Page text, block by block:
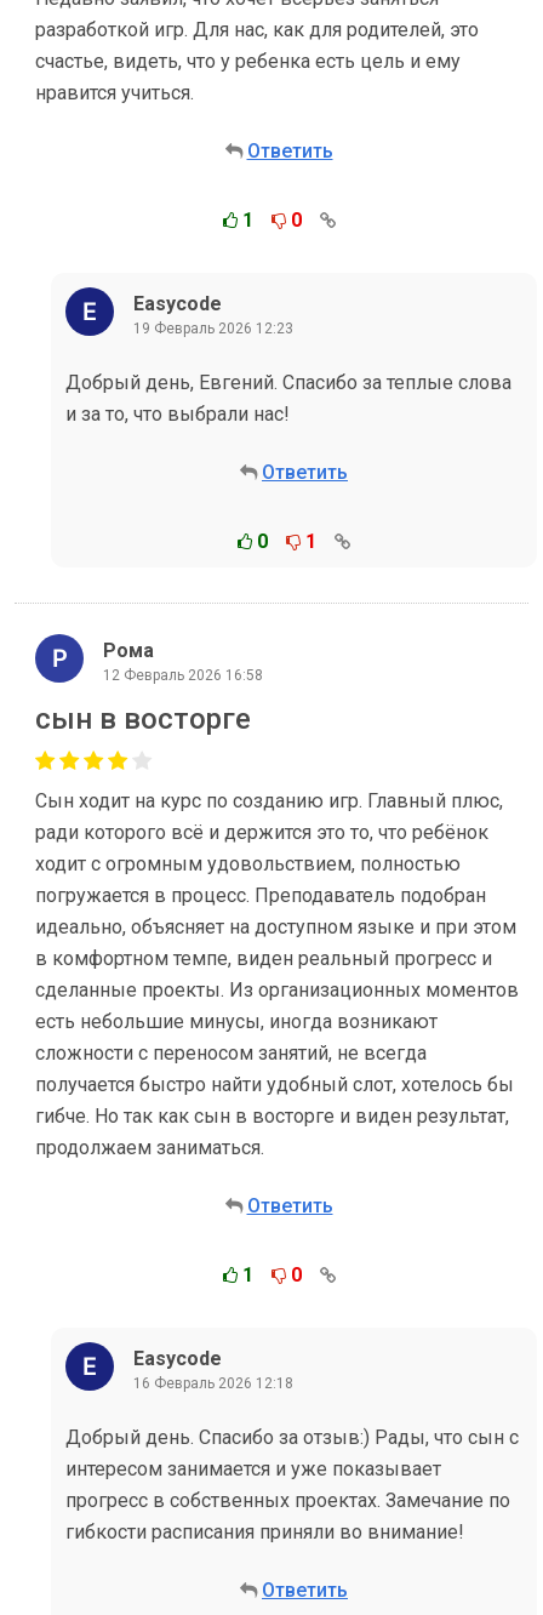
разработкой игр. Для нас, как для родителей, это
счастье, видеть, что у ребенка есть цель и ему
нравится учиться.
Ответить
1 0
Easycode
19 Февраль 2026 12:23
Добрый день, Евгений. Спасибо за теплые слова
и за то, что выбрали нас!
Ответить
0 1
Рома
12 Февраль 2026 16:58
сын в восторге
Сын ходит на курс по созданию игр. Главный плюс,
ради которого всё и держится это то, что ребёнок
ходит с огромным удовольствием, полностью
погружается в процесс. Преподаватель подобран
идеально, объясняет на доступном языке и при этом
в комфортном темпе, виден реальный прогресс и
сделанные проекты. Из организационных моментов
есть небольшие минусы, иногда возникают
сложности с переносом занятий, не всегда
получается быстро найти удобный слот, хотелось бы
гибче. Но так как сын в восторге и виден результат,
продолжаем заниматься.
Ответить
1 0
Easycode
16 Февраль 2026 12:18
Добрый день. Спасибо за отзыв:) Рады, что сын с
интересом занимается и уже показывает
прогресс в собственных проектах. Замечание по
гибкости расписания приняли во внимание!
Ответить